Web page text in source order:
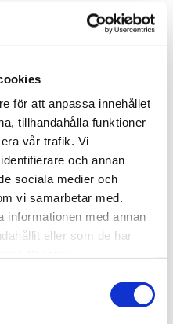
för att anpassa innehållet
tillhandahålla funktioner
vår trafik. Vi
och annan
sociala medier och
vi samarbetar med.
informationen med annan
eller som de har
/Acrinova